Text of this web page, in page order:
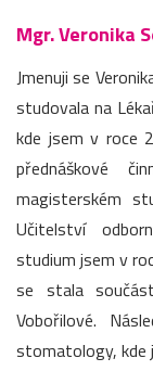
Mgr. Veronika
Jmenuji se
studovala na
kde jsem v roce
přednáškové
magisterském
Učitelství
studium jsem v
se stala
Vobořilové.
stomatology, kde